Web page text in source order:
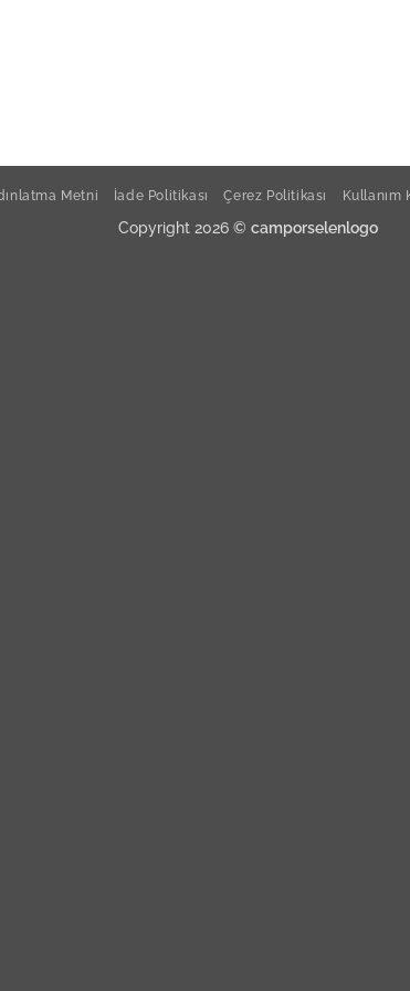
Metni İade Politikası Çerez Politikası Kullanım
Copyright 2026 © camporselenlogo